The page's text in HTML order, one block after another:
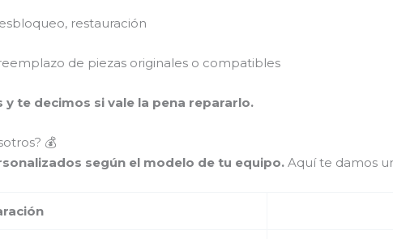
restauración
de piezas originales o compatibles
te decimos si vale la pena repararlo.
💰
según el modelo de tu equipo. Aquí te damos